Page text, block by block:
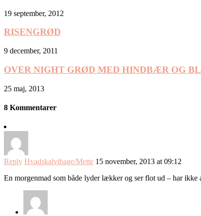
19 september, 2012
RISENGRØD
9 december, 2011
OVER NIGHT GRØD MED HINDBÆR OG
25 maj, 2013
8 Kommentarer
Reply Hvadskalvibage/Mette 15 november, 2013 at 09:12
En morgenmad som både lyder lækker og ser flot ud – har